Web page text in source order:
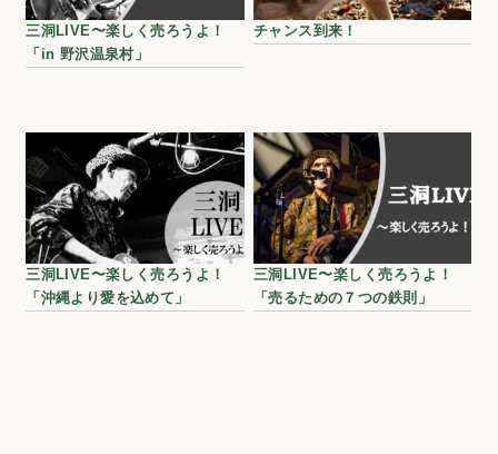
三洞LIVE〜楽しく売ろうよ！
「in 野沢温泉村」
チャンス到来！
三洞LIVE〜楽しく売ろうよ！
「沖縄より愛を込めて」
三洞LIVE〜楽しく売ろうよ！
「売るための７つの鉄則」